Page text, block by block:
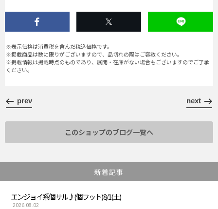
※表示価格は消費税を含んだ税込価格です。
※掲載商品は数に限りがございますので、品切れの際はご容赦ください。
※掲載情報は掲載時点のものであり、展開・在庫がない場合もございますのでご了承
ください。
prev next
このショップのブログ一覧へ
新着記事
エンジョイ系個サル♪(個フット) 8/1(土)
2026.08.02